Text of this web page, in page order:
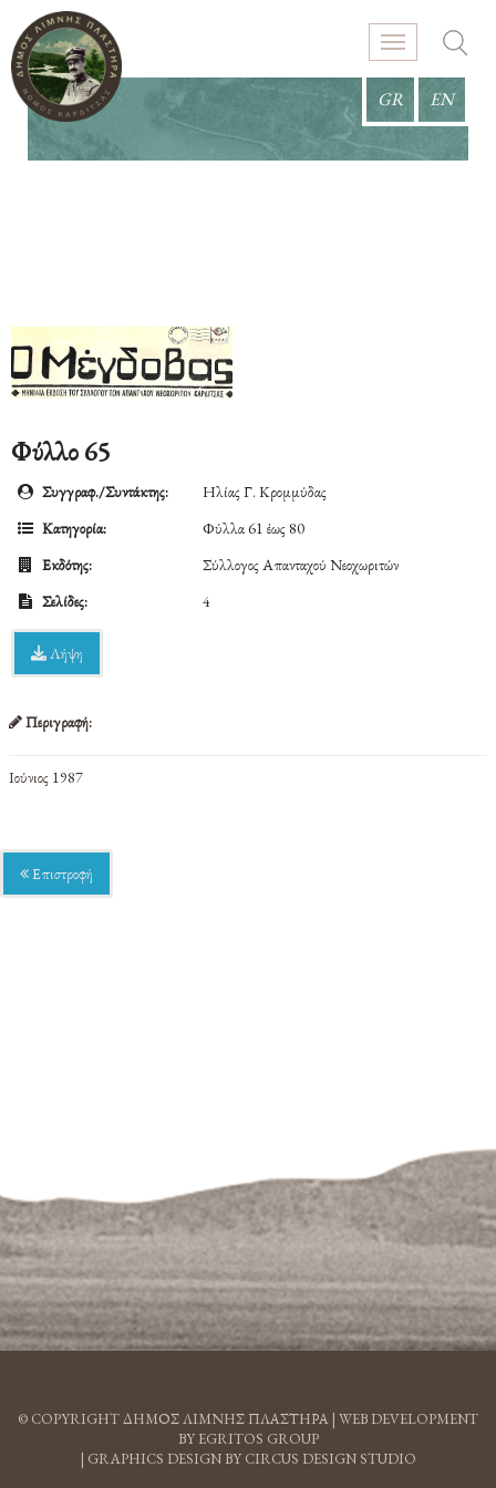
GR EN
Φύλλο 65
Συγγραφ./Συντάκτης:
Ηλίας Γ. Κρομμύδας
Κατηγορία:
Φύλλα 61 έως 80
Εκδότης:
Σύλλογος Απανταχού Νεοχωριτών
Σελίδες:
4
Λήψη
Περιγραφή:
Ιούνιος 1987
Επιστροφή
© COPYRIGHT ΔΗΜΟΣ ΛΙΜΝΗΣ ΠΛΑΣΤΗΡΑ | WEB DEVELOPMENT
BY EGRITOS GROUP
| GRAPHICS DESIGN BY CIRCUS DESIGN STUDIO